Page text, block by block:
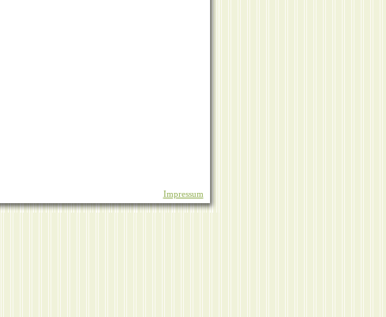
Impressum